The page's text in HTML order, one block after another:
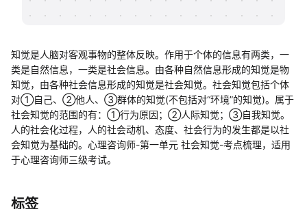
知觉是人脑对客观事物的整体反映。作用于个体的信息有两类，一
类是自然信息，一类是社会信息。由各种自然信息形成的知觉是物
知觉，由各种社会信息形成的知觉是社会知觉。社会知觉包括个体
对①自己、②他人、③群体的知觉(不包括对“环境”的知觉)。属于
社会知觉的范围的有：①行为原因；②人际知觉；③自我知觉。
人的社会化过程，人的社会动机、态度、社会行为的发生都是以社
会知觉为基础的。心理咨询师-第一单元 社会知觉-考点梳理，适用
于心理咨询师三级考试。
标签